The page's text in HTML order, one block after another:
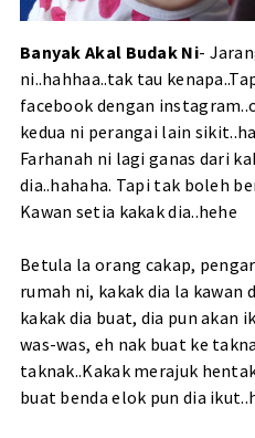
Banyak Akal Budak Ni-
ni..hahhaa..tak tau
facebook dengan
kedua ni perangai lain
Farhanah ni lagi ganas dari
dia..hahaha. Tapi tak boleh
Kawan setia kakak dia..hehe
Betula la orang cakap,
rumah ni, kakak dia la kawan
kakak dia buat, dia pun akan
was-was, eh nak buat ke
taknak..Kakak merajuk
buat benda elok pun dia